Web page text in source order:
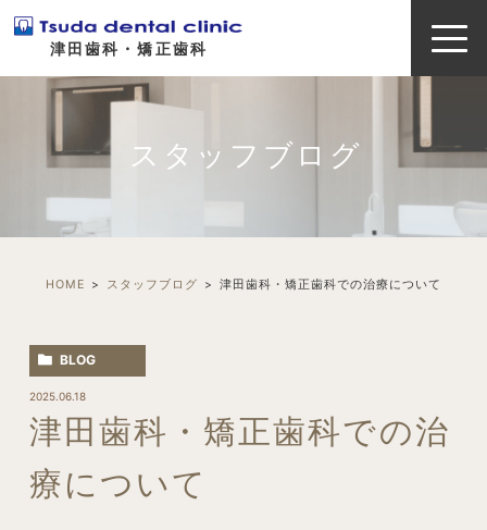
津田歯科・矯正歯科
スタッフブログ
HOME スタッフブログ 津田歯科・矯正歯科での治療について
BLOG
2025.06.18
津田歯科・矯正歯科での治
療について